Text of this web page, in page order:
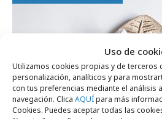
Uso de
Utilizamos cookies propias y de terceros
personalización, analíticos y para
con tus preferencias mediante el análisis
navegación. Clica AQUÍpara más
Cookies. Puedes aceptar todas las